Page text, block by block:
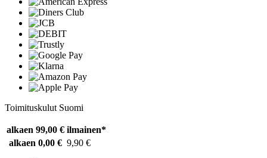
Toimituskulut Suomi
alkaen 99,00 € ilmainen*
alkaen 0,00 € 9,90 €